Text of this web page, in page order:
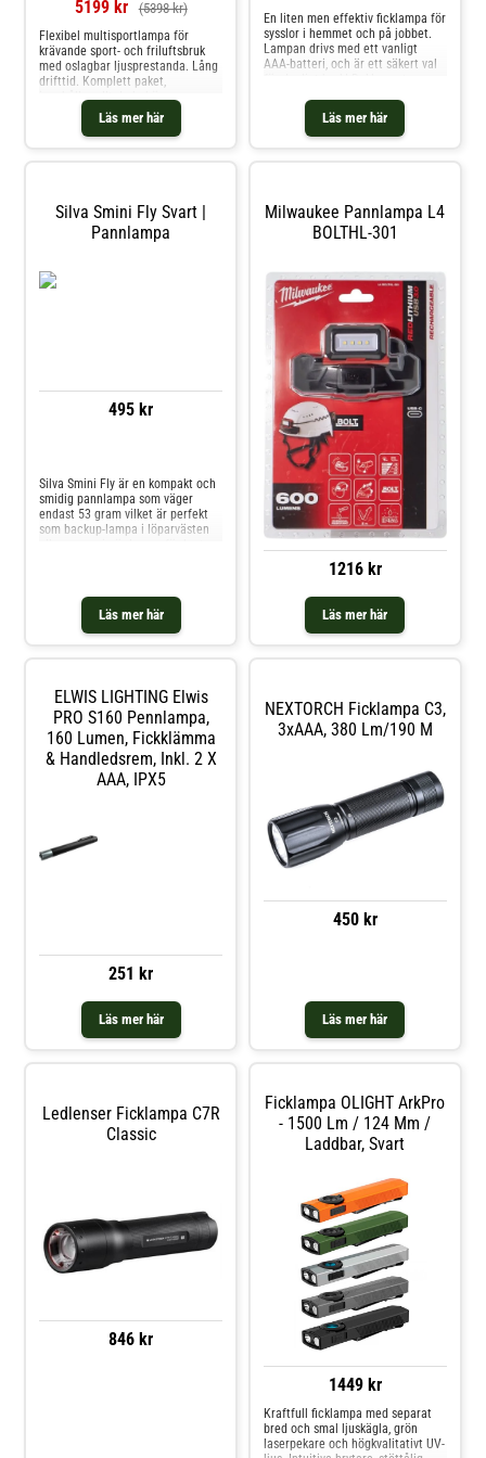
pannband med avtagbart
toppbandIP
5199 kr (5398 kr)
Läs mer här
Flexibel multisportlampa för
krävande sport- och friluftsbruk
med oslagbar ljusprestanda. Lång
drifttid. Komplett paket,
innehåller allt du behöver.
Läs mer här
En liten men effektiv ficklampa för
sysslor i hemmet och på jobbet.
Lampan drivs med ett vanligt
AAA-batteri, och är ett säkert val
Kapslingsklass IPX8.
Silva Smini Fly Svart |
Pannlampa
495 kr
Läs mer här
Silva Smini Fly är en kompakt och
smidig pannlampa som väger
endast 53 gram vilket är perfekt
som backup-lampa i löparvästen
och fokuserat ljus på håll.
Milwaukee Pannlampa L4
BOLTHL-301
1216 kr
Läs mer här
ELWIS LIGHTING Elwis
PRO S160 Pennlampa,
160 Lumen, Fickklämma
& Handledsrem, Inkl. 2 X
AAA, IPX5
251 kr
Läs mer här
NEXTORCH Ficklampa C3,
3xAAA, 380 Lm/190 M
450 kr
Läs mer här
Ledlenser Ficklampa C7R
Classic
846 kr
Ficklampa OLIGHT ArkPro
- 1500 Lm / 124 Mm /
Laddbar, Svart
1449 kr
Kraftfull ficklampa med separat
bred och smal ljuskägla, grön
laserpekare och högkvalitativt UV-